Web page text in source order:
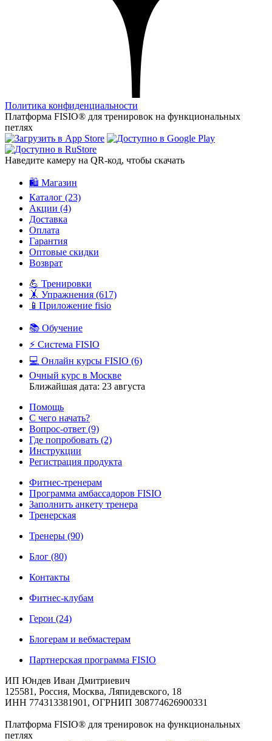
Политика конфиденциальности
Платформа FISIO® для тренировок на функциональных
петлях
Наведите камеру на QR‑код, чтобы скачать
🛍️ Магазин
Каталог (23)
Акции (4)
Доставка
Оплата
Гарантия
Оптовые скидки
Возврат
💪 Тренировки
🤸 Упражнения (617)
📱Приложение fisio
📚 Обучение
⚡️ Система FISIO
💻 Онлайн курсы FISIO (6)
Очный курс в Москве
Ближайшая дата: 23 августа
Помощь
С чего начать?
Вопрос-ответ (9)
Где попробовать (2)
Инструкции
Регистрация продукта
Фитнес-тренерам
Программа амбассадоров FISIO
Заполнить анкету тренера
Тренерская
Тренеры (90)
Блог (80)
Контакты
Фитнес-клубам
Герои (24)
Блогерам и вебмастерам
Партнерская программа FISIO
ИП Юндев Иван Дмитриевич
125581, Россия, Москва, Ляпидевского, 18
ИНН 774313381901, ОГРНИП 308774626900331
Платформа FISIO® для тренировок на функциональных
петлях